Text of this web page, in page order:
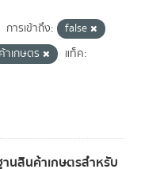
การเข้าถึง:
false
เกษตร
แท็ค:
นสินค้าเกษตรสำหรับ